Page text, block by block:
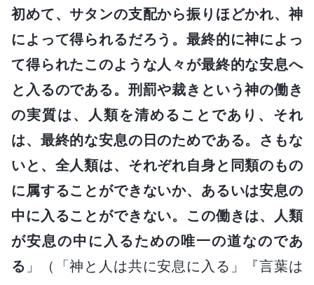
初めて、サタンの支配から振りほどかれ、神
によって得られるだろう。最終的に神によっ
て得られたこのような人々が最終的な安息へ
と入るのである。刑罰や裁きという神の働き
の実質は、人類を清めることであり、それ
は、最終的な安息の日のためである。さもな
いと、全人類は、それぞれ自身と同類のもの
に属することができないか、あるいは安息の
中に入ることができない。この働きは、人類
が安息の中に入るための唯一の道なのであ
る 」（「神と人は共に安息に入る」『言葉は